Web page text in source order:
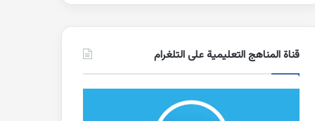
قناة المناهج التعليمية على التلغرام